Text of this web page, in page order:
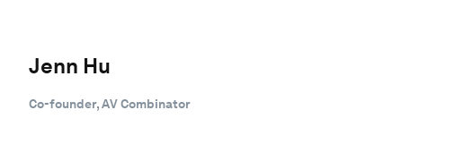
Jenn Hu
Co-founder, AV Combinator